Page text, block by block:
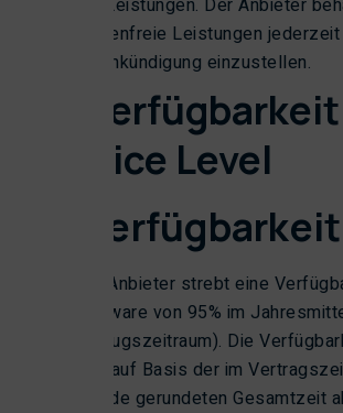
der Leistungen. Der Anbieter
kostenfreie Leistungen
Vorankündigung einzustellen.
§ 3
Service Level
3.1 Verfügbarkeit
Der Anbieter strebt eine
Software von 95% im
(Bezugszeitraum). Die
sich auf Basis der im
Stunde gerundeten Gesamtzeit